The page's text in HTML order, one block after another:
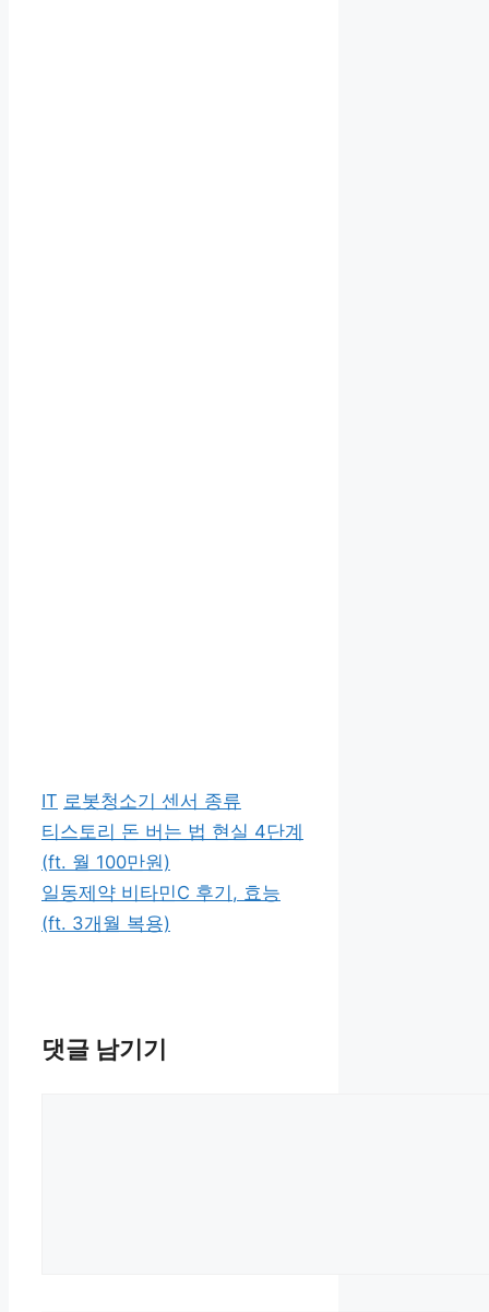
카
테
고
리
IT 태
그
로봇청소기 센서 종류
티스토리 돈 버는 법 현실 4단계
(ft. 월 100만원)
일동제약 비타민C 후기, 효능
(ft. 3개월 복용)
댓글 남기기